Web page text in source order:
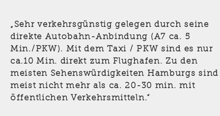
„Sehr verkehrsgünstig gelegen durch seine
direkte Autobahn-Anbindung (A7 ca. 5
Min./PKW). Mit dem Taxi / PKW sind es nur
ca.10 Min. direkt zum Flughafen. Zu den
meisten Sehenswürdigkeiten Hamburgs sind
meist nicht mehr als ca. 20-30 min. mit
öffentlichen Verkehrsmitteln.“